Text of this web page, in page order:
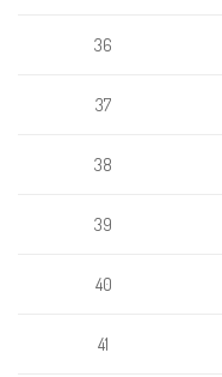
36
37
38
39
40
41